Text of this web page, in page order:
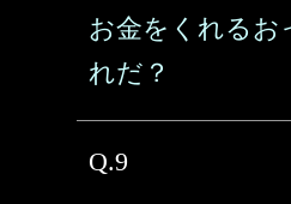
お金をくれるお
れだ？
Q.9